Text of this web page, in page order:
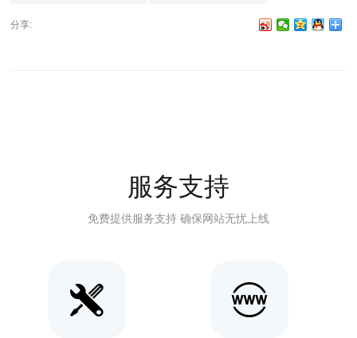
分享:
服务支持
免费提供服务支持 确保网站无忧上线